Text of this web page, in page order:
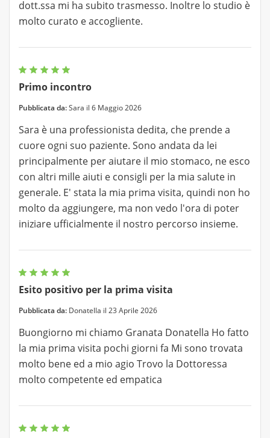
dott.ssa mi ha subito trasmesso. Inoltre lo studio è
molto curato e accogliente.
Primo incontro
Pubblicata da:Sara il 6 Maggio 2026
Sara è una professionista dedita, che prende a
cuore ogni suo paziente. Sono andata da lei
principalmente per aiutare il mio stomaco, ne esco
con altri mille aiuti e consigli per la mia salute in
generale. E' stata la mia prima visita, quindi non ho
molto da aggiungere, ma non vedo l'ora di poter
iniziare ufficialmente il nostro percorso insieme.
Esito positivo per la prima visita
Pubblicata da: Donatella il 23 Aprile 2026
Buongiorno mi chiamo Granata Donatella Ho fatto
la mia prima visita pochi giorni fa Mi sono trovata
molto bene ed a mio agio Trovo la Dottoressa
molto competente ed empatica